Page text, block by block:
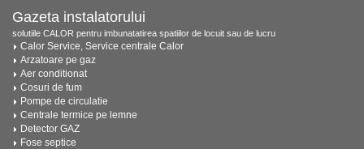
Gazeta instalatorului
solutiile CALOR pentru imbunatatirea spatiilor de locuit sau de lucru
Calor Service, Service centrale Calor
Arzatoare pe gaz
Aer conditionat
Cosuri de fum
Pompe de circulatie
Centrale termice pe lemne
Detector GAZ
Fose septice